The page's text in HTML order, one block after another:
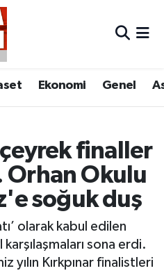
Ekonomi Genel
çeyrek finaller
Okulu
soğuk duş
olarak kabul edilen
karşılaşmaları sona erdi.
Kırkpınar finalistleri
Haritası
ve Fikstür